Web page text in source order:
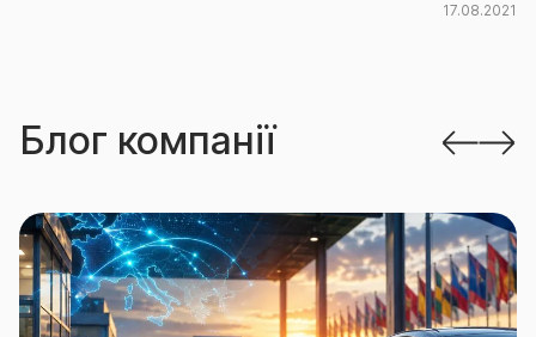
17.08.2021
Блог компанії